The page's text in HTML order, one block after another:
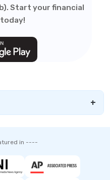
Start your financial
+
in ----